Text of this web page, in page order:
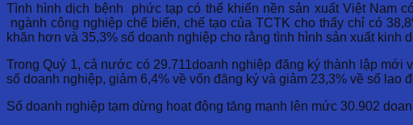
Tình hình dịch bệnh phức tạp có thể khiến nền sản xuất Việt Nam
ngành công nghiệp chế biến, chế tạo của TCTK cho thấy chỉ có
khăn hơn và 35,3% số doanh nghiệp cho rằng tình hình sản xuất
Trong Quý 1, cả nước có 29.711doanh nghiệp đăng ký thành lập
số doanh nghiệp, giảm 6,4% về vốn đăng ký và giảm 23,3% về số lao
Số doanh nghiệp tạm dừng hoạt động tăng mạnh lên mức 30.902